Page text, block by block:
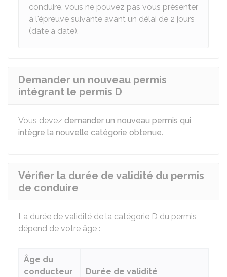
conduire, vous ne pouvez pas vous présenter
à l'épreuve suivante avant un délai de 2 jours
(date à date).
Demander un nouveau permis
intégrant le permis D
Vous devez demander un nouveau permis qui
intègre la nouvelle catégorie obtenue.
Vérifier la durée de validité du permis
de conduire
La durée de validité de la catégorie D du permis
dépend de votre âge :
Âge du
conducteur
Durée de validité